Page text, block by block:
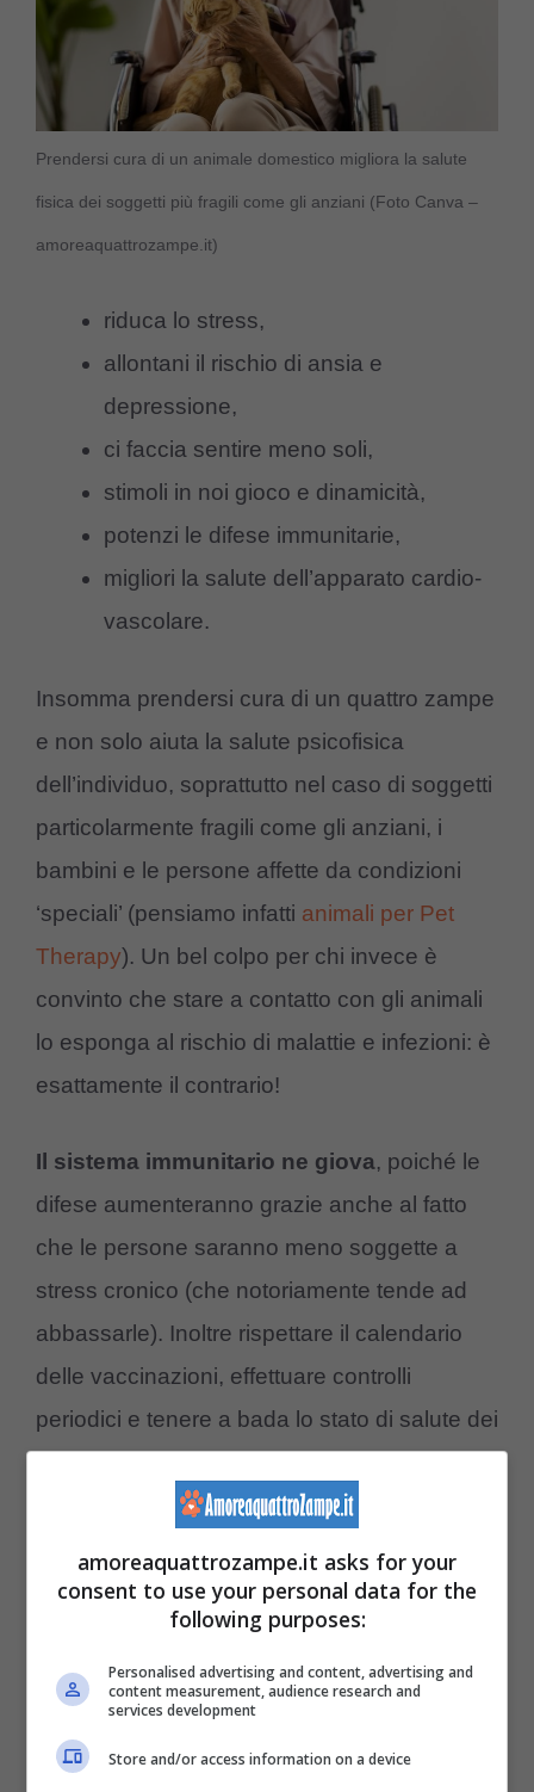
Prendersi cura di un animale domestico migliora la salute
fisica dei soggetti più fragili come gli anziani (Foto Canva –
amoreaquattrozampe.it)
riduca lo stress,
allontani il rischio di ansia e
depressione,
ci faccia sentire meno soli,
stimoli in noi gioco e dinamicità,
potenzi le difese immunitarie,
migliori la salute dell’apparato cardio-
vascolare.
Insomma prendersi cura di un quattro zampe
e non solo aiuta la salute psicofisica
dell’individuo, soprattutto nel caso di soggetti
particolarmente fragili come gli anziani, i
bambini e le persone affette da condizioni
‘speciali’ (pensiamo infatti animali per Pet
Therapy). Un bel colpo per chi invece è
convinto che stare a contatto con gli animali
lo esponga al rischio di malattie e infezioni: è
esattamente il contrario!
Il sistema immunitario ne giova, poiché le
difese aumenteranno grazie anche al fatto
che le persone saranno meno soggette a
stress cronico (che notoriamente tende ad
abbassarle). Inoltre rispettare il calendario
delle vaccinazioni, effettuare controlli
periodici e tenere a bada lo stato di salute dei
non rischiare alcuna zoonosi.
Se vuoi saperne di più, leggi il nostro
approfondimento sul tema>>>
domestici migliorano la nostra salute
mentale, lo studio lo rivela
amoreaquattrozampe.it asks for your
consent to use your personal data for the
following purposes:
Personalised advertising and content, advertising and
content measurement, audience research and
services development
Store and/or access information on a device